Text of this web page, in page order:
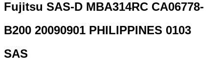
Fujitsu SAS-D MBA314RC CA06778-
B200 20090901 PHILIPPINES 0103
SAS